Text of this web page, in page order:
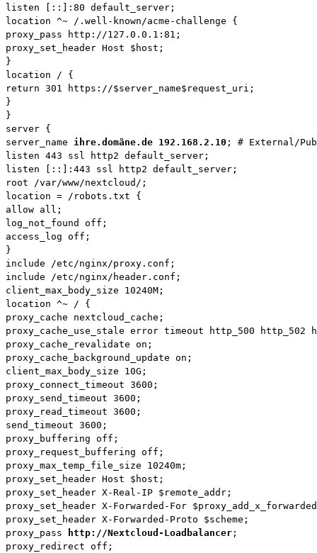
listen [::]:80 default_server;
location ^~ /.well-known/acme-challenge {
proxy_pass http://127.0.0.1:81;
proxy_set_header Host $host;
}
location / {
return 301 https://$server_name$request_uri;
}
}
server {
server_name ihre.domäne.de 192.168.2.10 ; # External/
listen 443 ssl http2 default_server;
listen [::]:443 ssl http2 default_server;
root /var/www/nextcloud/;
location = /robots.txt {
allow all;
log_not_found off;
access_log off;
}
include /etc/nginx/proxy.conf;
include /etc/nginx/header.conf;
client_max_body_size 10240M;
proxy_cache nextcloud_cache;
proxy_cache_use_stale error timeout http_500 http_502
proxy_cache_revalidate on;
proxy_cache_background_update on;
client_max_body_size 10G;
proxy_connect_timeout 3600;
proxy_send_timeout 3600;
proxy_read_timeout 3600;
send_timeout 3600;
proxy_buffering off;
proxy_request_buffering off;
proxy_max_temp_file_size 10240m;
proxy_set_header Host $host;
proxy_set_header X-Real-IP $remote_addr;
proxy_set_header X-Forwarded-For
proxy_set_header X-Forwarded-Proto $scheme;
proxy_pass
http://Nextcloud-Loadbalancer ;
proxy_redirect off;